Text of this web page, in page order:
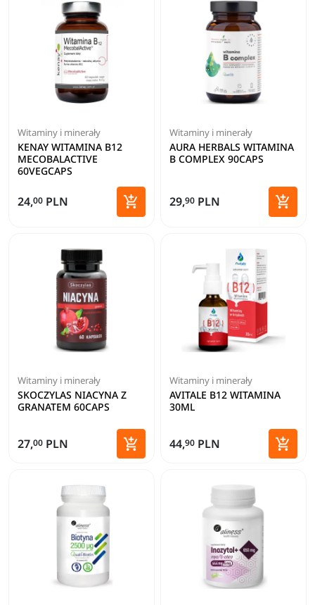
Witaminy i minerały
KENAY WITAMINA B12
MECOBALACTIVE
60VEGCAPS
24,00 PLN 
Dodaj do koszyka
Witaminy i minerały
AURA HERBALS WITAMINA
B COMPLEX 90CAPS
29,90 PLN 
Dodaj
Witaminy i minerały
SKOCZYLAS NIACYNA Z
GRANATEM 60CAPS
27,00 PLN 
Dodaj do koszyka
Witaminy i minerały
AVITALE B12 WITAMINA
30ML
44,90 PLN 
Dodaj